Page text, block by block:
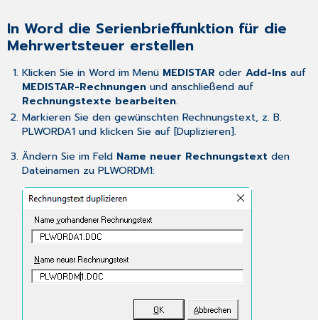
CGM
MEDISTAR
erstellen
und
anpassen
In Word die Serienbrieffunktion für die
Mehrwertsteuer erstellen
Klicken Sie in Word im Menü MEDISTAR oder Add-Insauf
MEDISTAR-Rechnungenund anschließend auf
Rechnungstexte bearbeiten.
Markieren Sie den gewünschten Rechnungstext, z. B.
PLWORDA1 und klicken Sie auf [Duplizieren].
Ändern Sie im Feld Name neuer Rechnungstext den
Dateinamen zu PLWORDM1: